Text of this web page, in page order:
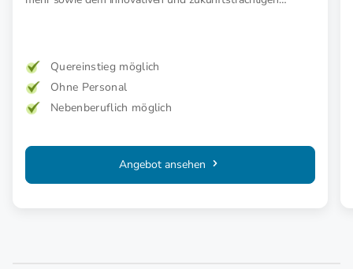
Quereinstieg möglich
Ohne Personal
Nebenberuflich möglich
Angebot ansehen